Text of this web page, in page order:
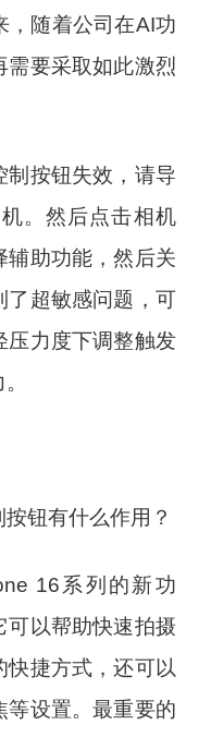
，随着公司在AI功
需要采取如此激烈
制按钮失效，请导
。然后点击相机
辅助功能，然后关
了超敏感问题，可
压力度下调整触发
钮有什么作用？
16系列的新功
可以帮助快速拍摄
快捷方式，还可以
等设置。最重要的